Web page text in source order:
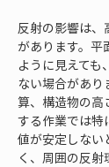
反射の影響は、
があります。平
ように見えても
ない場合があり
算、構造物の高
する作業では特
値が安定しない
く、周囲の反射